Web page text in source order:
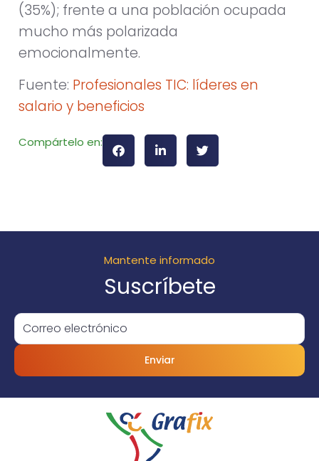
(35%); frente a una población ocupada
mucho más polarizada
emocionalmente.
Fuente: Profesionales TIC: líderes en
salario y beneficios
Compártelo en:
Mantente informado
Suscríbete
Enviar